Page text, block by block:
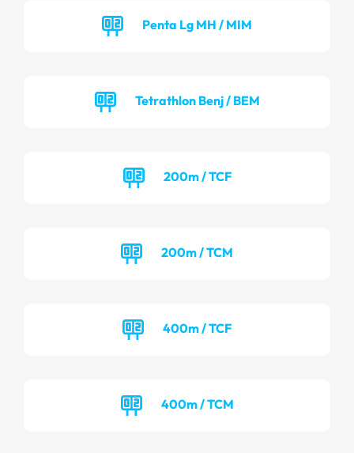
Penta Lg MH / MIM
Tetrathlon Benj / BEM
200m / TCF
200m / TCM
400m / TCF
400m / TCM